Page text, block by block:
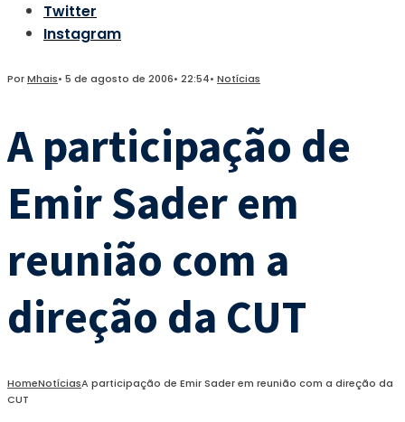
Twitter
Instagram
PorMhais• 5 de agosto de 2006• 22:54• Notícias
A participação de
Emir Sader em
reunião com a
direção da CUT
HomeNotíciasA participação de Emir Sader em reunião com a direção da
CUT